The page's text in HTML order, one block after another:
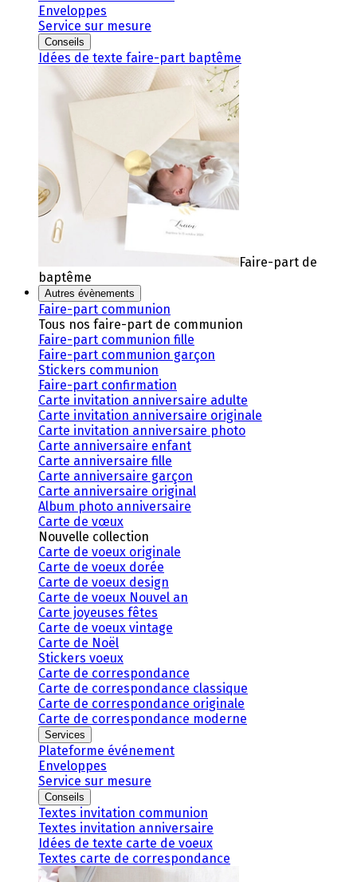
Enveloppes
Service sur mesure
Conseils
Idées de texte faire-part baptême
Faire-part de
baptême
Autres évènements
Faire-part communion
Tous nos faire-part de communion
Faire-part communion fille
Faire-part communion garçon
Stickers communion
Faire-part confirmation
Carte invitation anniversaire adulte
Carte invitation anniversaire originale
Carte invitation anniversaire photo
Carte anniversaire enfant
Carte anniversaire fille
Carte anniversaire garçon
Carte anniversaire original
Album photo anniversaire
Carte de vœux
Nouvelle collection
Carte de voeux originale
Carte de voeux dorée
Carte de voeux design
Carte de voeux Nouvel an
Carte joyeuses fêtes
Carte de voeux vintage
Carte de Noël
Stickers voeux
Carte de correspondance
Carte de correspondance classique
Carte de correspondance originale
Carte de correspondance moderne
Services
Plateforme événement
Enveloppes
Service sur mesure
Conseils
Textes invitation communion
Textes invitation anniversaire
Idées de texte carte de voeux
Textes carte de correspondance